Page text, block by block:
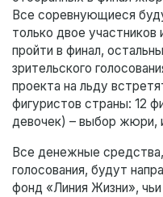
Все соревнующиеся
только двое
пройти в финал,
зрительского
проекта на льду
фигуристов страны: 12
девочек) – выбор жюри,
Все денежные
голосования, будут
фонд «Линия Жизни»,